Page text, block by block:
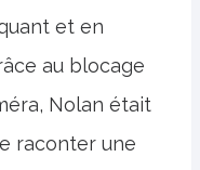
et en
au blocage
Nolan était
raconter une